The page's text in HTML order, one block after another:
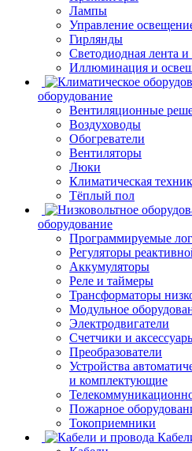
Лампы
Управление
Гирлянды
Светодиодная лента
Иллюминация и
оборудование
Вентиляционные
Воздуховоды
Обогреватели
Вентиляторы
Люки
Климатическая
Тёплый пол
оборудование
Программируемые
Регуляторы
Аккумуляторы
Реле и таймеры
Трансформаторы
Модульное
Электродвигатели
Счетчики и
Преобразователи
Устройства
и комплектующие
Пожарное
Токоприемники